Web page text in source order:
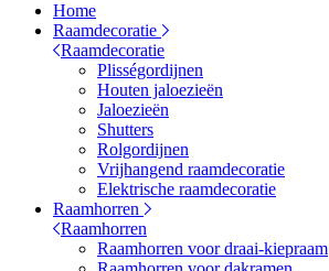
Home
Raamdecoratie
Raamdecoratie
Plisségordijnen
Houten jaloezieën
Jaloezieën
Shutters
Rolgordijnen
Vrijhangend raamdecoratie
Elektrische raamdecoratie
Raamhorren
Raamhorren
Raamhorren voor draai-kiepraam